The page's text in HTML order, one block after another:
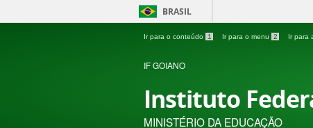
BRASIL
Ir para o conteúdo 1 Ir para o menu 2 Ir para
IF GOIANO
Instituto
MINISTÉRIO DA EDUCAÇÃO